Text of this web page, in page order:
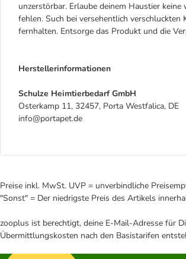
unzerstörbar. Erlaube deinem Haustier
fehlen. Such bei versehentlich
fernhalten. Entsorge das Produkt und die
Herstellerinformationen
Schulze Heimtierbedarf GmbH
Osterkamp 11, 32457, Porta Westfalica, DE
info@portapet.de
Preise inkl. MwSt. UVP = unverbindliche
"Sonst" = Der niedrigste Preis des Artikels
zooplus ist berechtigt, deine E-Mail-Adresse für
Übermittlungskosten nach den Basistarifen